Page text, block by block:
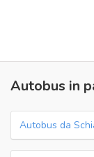
Autobus in
Autobus da